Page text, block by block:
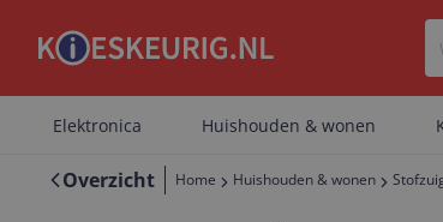
Elektronica Huishouden & wonen
Overzicht Home Huishouden & wonen